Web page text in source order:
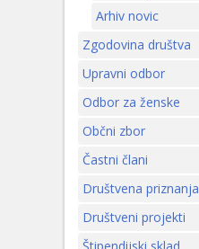
Arhiv novic
Zgodovina društva
Upravni odbor
Odbor za ženske
Občni zbor
Častni člani
Društvena priznanja
Društveni projekti